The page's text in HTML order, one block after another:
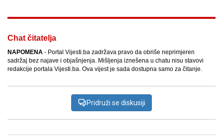
Chat čitatelja
NAPOMENA - Portal Vijesti.ba zadržava pravo da obriše neprimjeren
sadržaj bez najave i objašnjenja. Mišljenja iznešena u chatu nisu stavovi
redakcije portala Vijesti.ba. Ova vijest je sada dostupna samo za čitanje.
Pridruži se diskusiji